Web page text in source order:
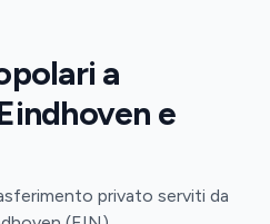
a
e
privato serviti da